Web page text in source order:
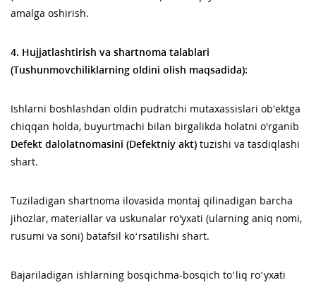
amalga oshirish.
4. Hujjatlashtirish va shartnoma talablari
(Tushunmovchiliklarning oldini olish maqsadida):
Ishlarni boshlashdan oldin pudratchi mutaxassislari ob'ektga
chiqqan holda, buyurtmachi bilan birgalikda holatni o'rganib
Defekt dalolatnomasini (Defektniy akt) tuzishi va tasdiqlashi
shart.
Tuziladigan shartnoma ilovasida montaj qilinadigan barcha
jihozlar, materiallar va uskunalar ro'yxati (ularning aniq nomi,
rusumi va soni) batafsil ko‘rsatilishi shart.
Bajariladigan ishlarning bosqichma-bosqich to‘liq ro‘yxati